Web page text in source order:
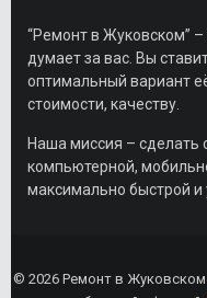
“Ремонт в Жуковском”
думает за вас. Вы
оптимальный вариант
стоимости, качеству.
Наша миссия – сделать
компьютерной,
максимально быстрой и
© 2026 Ремонт в